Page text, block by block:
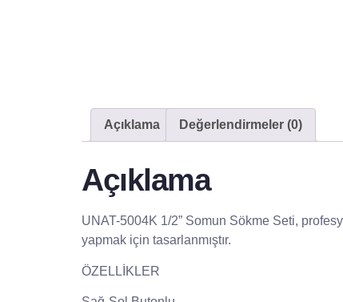
Açıklama Değerlendirmeler (0)
Açıklama
UNAT-5004K 1/2” Somun Sökme Seti,
yapmak için tasarlanmıştır.
ÖZELLİKLER